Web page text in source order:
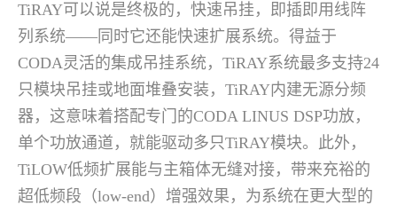
TiRAY可以说是终极的，快速吊挂，即插即用线阵
列系统——同时它还能快速扩展系统。得益于
CODA灵活的集成吊挂系统，TiRAY系统最多支持24
只模块吊挂或地面堆叠安装，TiRAY内建无源分频
器，这意味着搭配专门的CODA LINUS DSP功放，
单个功放通道，就能驱动多只TiRAY模块。此外，
TiLOW低频扩展能与主箱体无缝对接，带来充裕的
超低频段（low-end）增强效果，为系统在更大型的